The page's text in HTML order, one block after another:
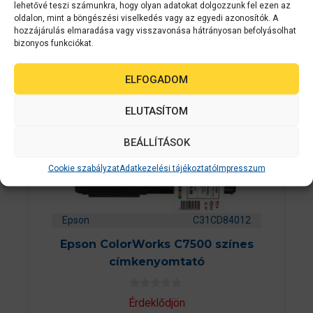
lehetővé teszi számunkra, hogy olyan adatokat dolgozzunk fel ezen az
oldalon, mint a böngészési viselkedés vagy az egyedi azonosítók. A
hozzájárulás elmaradása vagy visszavonása hátrányosan befolyásolhat
bizonyos funkciókat.
ELFOGADOM
ELUTASÍTOM
BEÁLLÍTÁSOK
Cookie szabályzatAdatkezelési tájékoztatóImpresszum
ÁRGARANCI
A
Epson C31CD84012
Epson ColorWorks C7500 színes
címkenyomtató
0
a
Érdeklődjön